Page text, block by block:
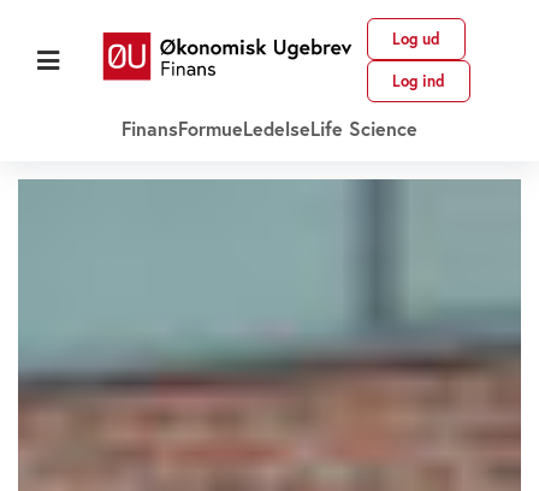
Log ud
Log ind
FinansFormueLedelseLife Science